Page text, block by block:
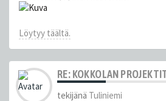
Löytyy täältä.
RE: KOKKOLAN
tekijänä Tuliniemi